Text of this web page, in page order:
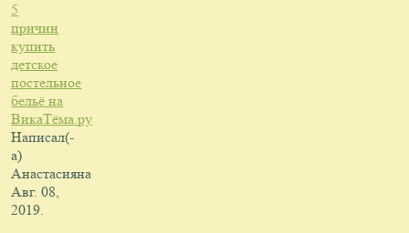
5
причин
купить
детское
постельное
бельё на
ВикаТёма.ру
Написал(-
а)
Анастасияна
Авг. 08,
2019.